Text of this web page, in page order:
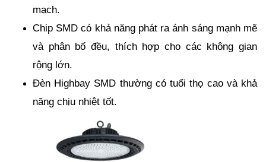
mạch.
Chip SMD có khả năng phát ra ánh sáng mạnh mẽ
và phân bố đều, thích hợp cho các không gian
rộng lớn.
Đèn Highbay SMD thường có tuổi thọ cao và khả
năng chịu nhiệt tốt.